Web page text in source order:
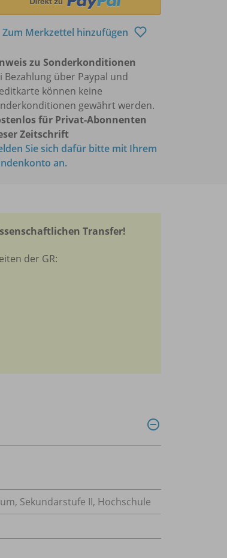
Zum Merkzettel hinzufügen
zu Sonderkonditionen
Bezahlung über Paypal und
können keine
gewährt werden.
für Privat-Abonnenten
Zeitschrift
Sie sich dafür bitte mit Ihrem
an.
Transfer!
der GR:
Sekundarstufe II, Hochschule